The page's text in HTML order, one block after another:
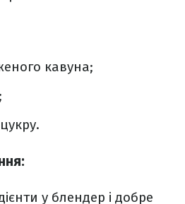
кавуна;
у блендер і добре